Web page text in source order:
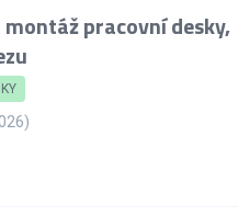
pracovní desky,